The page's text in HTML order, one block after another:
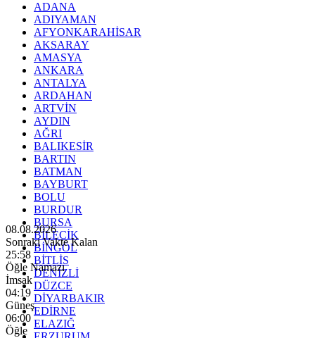
ADANA
ADIYAMAN
AFYONKARAHİSAR
AKSARAY
AMASYA
ANKARA
ANTALYA
ARDAHAN
ARTVİN
AYDIN
AĞRI
BALIKESİR
BARTIN
BATMAN
BAYBURT
BOLU
BURDUR
BURSA
BİLECİK
BİNGÖL
BİTLİS
DENİZLİ
DÜZCE
DİYARBAKIR
EDİRNE
ELAZIĞ
08.08.2026
Sonraki Vakte Kalan
25:56
Öğle Namazı
İmsak
04:19
Güneş
06:00
Öğle